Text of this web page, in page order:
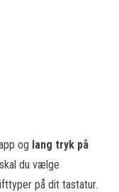
og lang tryk på
du vælge
på dit tastatur.